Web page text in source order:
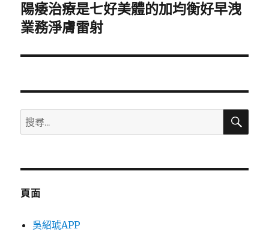
下
一
文
陽痿治療是七好美體的加均衡好早洩
業務淨膚雷射
搜
尋
鍵
搜
頁面
吳紹琥APP